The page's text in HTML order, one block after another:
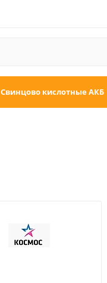
Свинцово кислотные АКБ